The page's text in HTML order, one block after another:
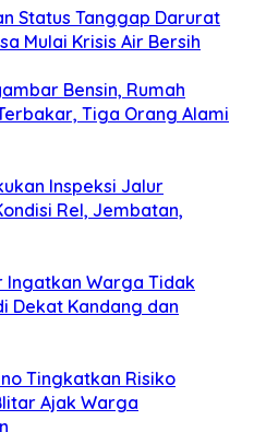
Status Tanggap Darurat
Mulai Krisis Air Bersih
Bensin, Rumah
Tiga Orang Alami
Inspeksi Jalur
Rel, Jembatan,
Ingatkan Warga Tidak
Dekat Kandang dan
Tingkatkan Risiko
Ajak Warga